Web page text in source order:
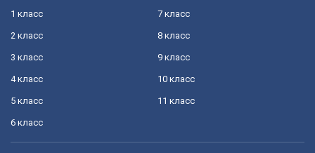
1 класс
2 класс
3 класс
4 класс
5 класс
6 класс
7 класс
8 класс
9 класс
10 класс
11 класс